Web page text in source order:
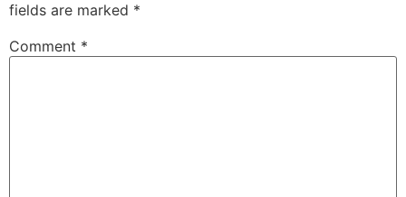
fields are marked *
Comment *